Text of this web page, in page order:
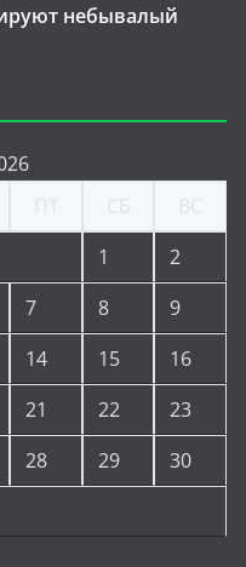
небывалый
1
2
7 8
9
14 15
16
21 22
23
28 29
30